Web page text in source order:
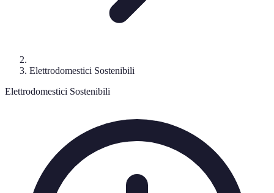
Elettrodomestici Sostenibili
Elettrodomestici Sostenibili